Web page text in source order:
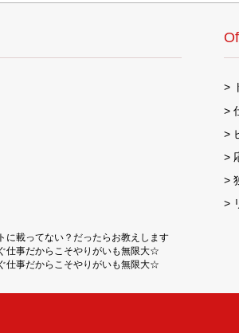
に載ってない？だったらお教えします
仕事だからこそやりがいも無限大☆
仕事だからこそやりがいも無限大☆